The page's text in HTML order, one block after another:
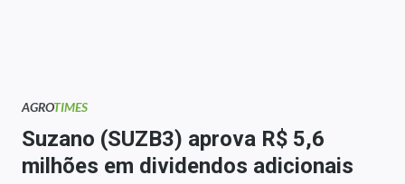
Newsletters
Money Trader
AGROTIMES
Suzano (SUZB3) aprova R$ 5,6
milhões em dividendos adicionais